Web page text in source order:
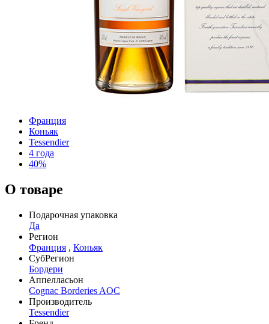
Франция
Коньяк
Tessendier
4 года
40%
О товаре
Подарочная упаковка
Да
Регион
Франция , Коньяк
СубРегион
Бордери
Аппелласьон
Cognac Borderies AOC
Производитель
Tessendier